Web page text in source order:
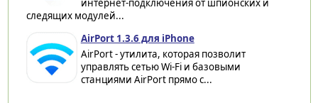
интернет-подключения от шпионских и
следящих модулей...
AirPort 1.3.6 для iPhone
AirPort - утилита, которая позволит
управлять сетью Wi-Fi и базовыми
станциями AirPort прямо с...